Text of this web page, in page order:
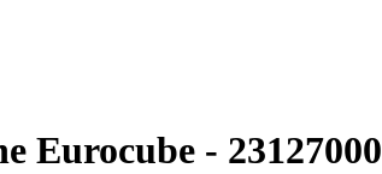
Eurocube - 23127000